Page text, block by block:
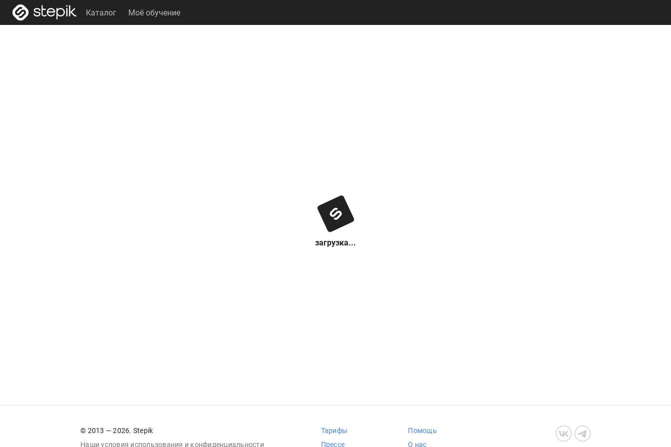
Каталог Моё обучение
загрузка...
© 2013 — 2026. Stepik
Наши условия использования и конфиденциальности
Тарифы
Прессе
Помощь
О нас